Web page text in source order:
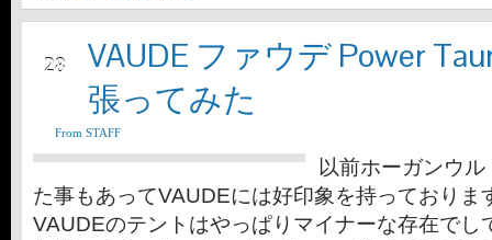
28
VAUDE ファウデ Power
張ってみた
From STAFF
以前ホーガンウ
た事もあってVAUDEには好印象を持っておりま
VAUDEのテントはやっぱりマイナーな存在でし